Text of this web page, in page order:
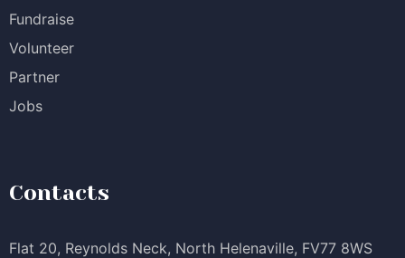
Fundraise
Volunteer
Partner
Jobs
Contacts
Flat 20, Reynolds Neck, North Helenaville, FV77 8WS